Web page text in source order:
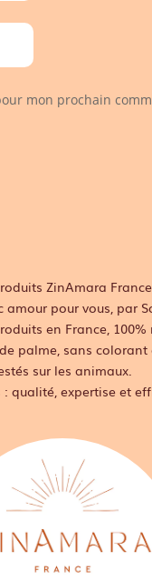
mon prochain
ZinAmara
amour pour vous, par
en France, 100%
palme, sans colorant
sur les animaux.
: qualité, expertise et